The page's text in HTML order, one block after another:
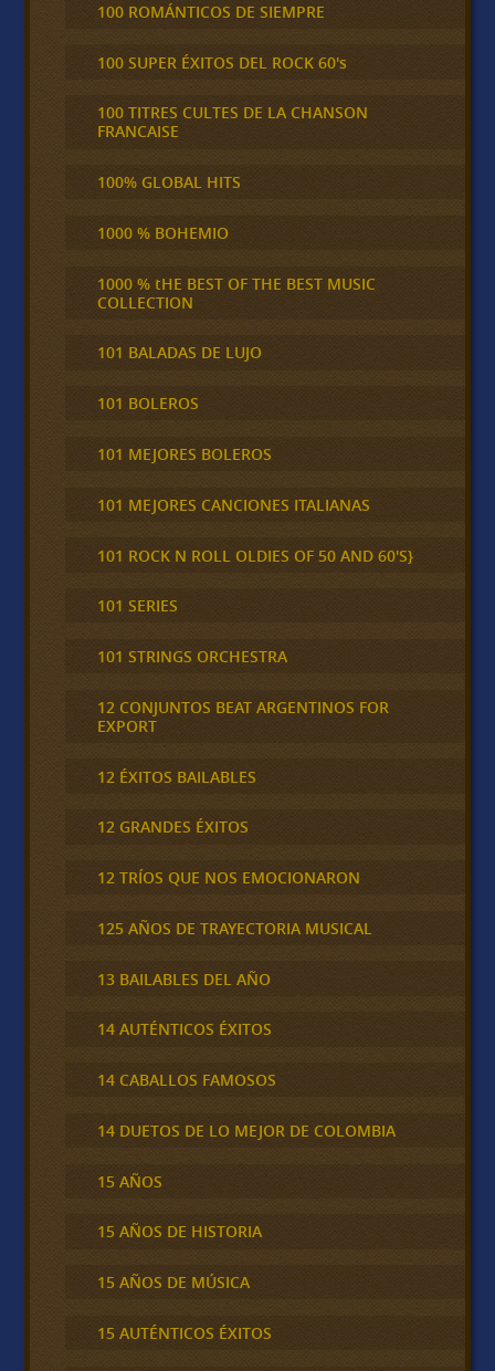
100 ROMÁNTICOS DE SIEMPRE
100 SUPER ÉXITOS DEL ROCK 60's
100 TITRES CULTES DE LA CHANSON
FRANCAISE
100% GLOBAL HITS
1000 % BOHEMIO
1000 % tHE BEST OF THE BEST MUSIC
COLLECTION
101 BALADAS DE LUJO
101 BOLEROS
101 MEJORES BOLEROS
101 MEJORES CANCIONES ITALIANAS
101 ROCK N ROLL OLDIES OF 50 AND 60'S}
101 SERIES
101 STRINGS ORCHESTRA
12 CONJUNTOS BEAT ARGENTINOS FOR
EXPORT
12 ÉXITOS BAILABLES
12 GRANDES ÉXITOS
12 TRÍOS QUE NOS EMOCIONARON
125 AÑOS DE TRAYECTORIA MUSICAL
13 BAILABLES DEL AÑO
14 AUTÉNTICOS ÉXITOS
14 CABALLOS FAMOSOS
14 DUETOS DE LO MEJOR DE COLOMBIA
15 AÑOS
15 AÑOS DE HISTORIA
15 AÑOS DE MÚSICA
15 AUTÉNTICOS ÉXITOS